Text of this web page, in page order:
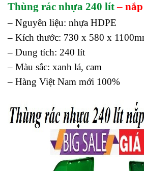
Thùng rác nhựa 240 lít–
– Nguyên liệu: nhựa HDPE
– Kích thước: 730 x 580 x
– Dung tích: 240 lít
– Màu sắc: xanh lá, cam
– Hàng Việt Nam mới 100%